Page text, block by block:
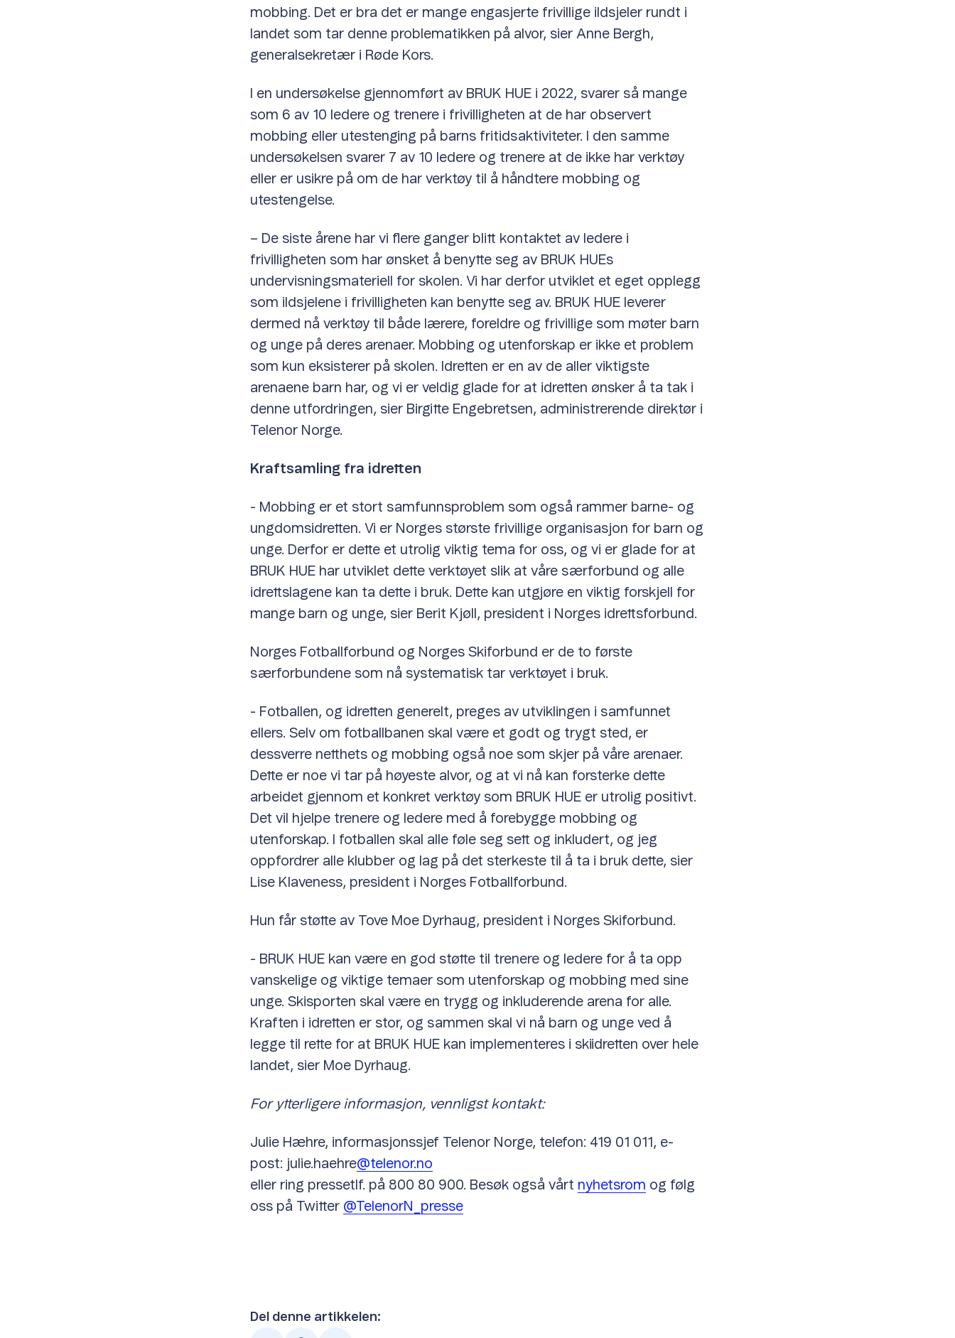
mobbing. Det er bra det er mange engasjerte frivillige ildsjeler rundt i
landet som tar denne problematikken på alvor, sier Anne Bergh,
generalsekretær i Røde Kors.
I en undersøkelse gjennomført av BRUK HUE i 2022, svarer så mange
som 6 av 10 ledere og trenere i frivilligheten at de har observert
mobbing eller utestenging på barns fritidsaktiviteter. I den samme
undersøkelsen svarer 7 av 10 ledere og trenere at de ikke har verktøy
eller er usikre på om de har verktøy til å håndtere mobbing og
utestengelse.
– De siste årene har vi flere ganger blitt kontaktet av ledere i
frivilligheten som har ønsket å benytte seg av BRUK HUEs
undervisningsmateriell for skolen. Vi har derfor utviklet et eget opplegg
som ildsjelene i frivilligheten kan benytte seg av. BRUK HUE leverer
dermed nå verktøy til både lærere, foreldre og frivillige som møter barn
og unge på deres arenaer. Mobbing og utenforskap er ikke et problem
som kun eksisterer på skolen. Idretten er en av de aller viktigste
arenaene barn har, og vi er veldig glade for at idretten ønsker å ta tak i
denne utfordringen, sier Birgitte Engebretsen, administrerende direktør i
Telenor Norge.
Kraftsamling fra idretten
- Mobbing er et stort samfunnsproblem som også rammer barne- og
ungdomsidretten. Vi er Norges største frivillige organisasjon for barn og
unge. Derfor er dette et utrolig viktig tema for oss, og vi er glade for at
BRUK HUE har utviklet dette verktøyet slik at våre særforbund og alle
idrettslagene kan ta dette i bruk. Dette kan utgjøre en viktig forskjell for
mange barn og unge, sier Berit Kjøll, president i Norges idrettsforbund.
Norges Fotballforbund og Norges Skiforbund er de to første
særforbundene som nå systematisk tar verktøyet i bruk.
- Fotballen, og idretten generelt, preges av utviklingen i samfunnet
ellers. Selv om fotballbanen skal være et godt og trygt sted, er
dessverre netthets og mobbing også noe som skjer på våre arenaer.
Dette er noe vi tar på høyeste alvor, og at vi nå kan forsterke dette
arbeidet gjennom et konkret verktøy som BRUK HUE er utrolig positivt.
Det vil hjelpe trenere og ledere med å forebygge mobbing og
utenforskap. I fotballen skal alle føle seg sett og inkludert, og jeg
oppfordrer alle klubber og lag på det sterkeste til å ta i bruk dette, sier
Lise Klaveness, president i Norges Fotballforbund.
Hun får støtte av Tove Moe Dyrhaug, president i Norges Skiforbund.
- BRUK HUE kan være en god støtte til trenere og ledere for å ta opp
vanskelige og viktige temaer som utenforskap og mobbing med sine
unge. Skisporten skal være en trygg og inkluderende arena for alle.
Kraften i idretten er stor, og sammen skal vi nå barn og unge ved å
legge til rette for at BRUK HUE kan implementeres i skiidretten over hele
landet, sier Moe Dyrhaug.
For ytterligere informasjon, vennligst kontakt:
Julie Hæhre, informasjonssjef Telenor Norge, telefon: 419 01 011, e-
post: julie.haehre@telenor.no
eller ring pressetlf. på 800 80 900. Besøk også vårt nyhetsrom og følg
oss på Twitter @TelenorN_presse
Del denne artikkelen: